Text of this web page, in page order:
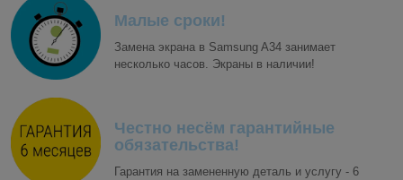
Малые сроки!
Замена экрана в Samsung A34 занимает
несколько часов. Экраны в наличии!
Честно несём гарантийные
обязательства!
Гарантия на замененную деталь и услугу - 6